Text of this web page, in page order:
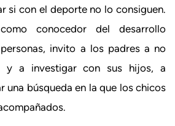
si con el deporte no lo consiguen.
conocedor del desarrollo
invito a los padres a no
y a investigar con sus hijos, a
una búsqueda en la que los chicos